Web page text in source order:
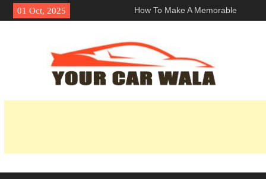
Skip
to
01 Oct, 2025
How To Make A Memorable
First Impression With A ロサン
タル?
車両輸送サービスにおける環境
に優しい選択肢の探求
魅力を解き明かす：なぜホンダ